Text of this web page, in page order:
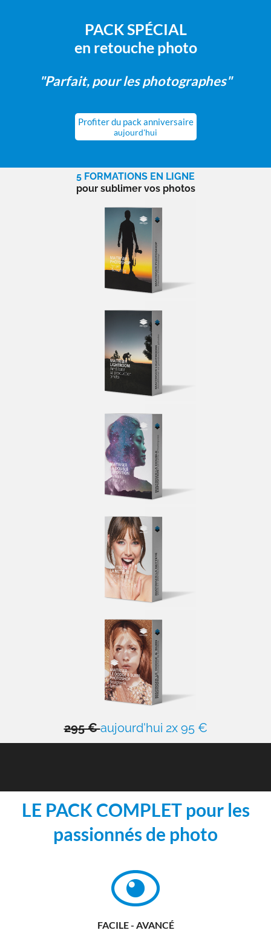
PACK SPÉCIAL
en retouche photo
"Parfait, pour les photographes"
Profiter du pack anniversaire
aujourd'hui
5 FORMATIONS EN LIGNE
pour sublimer vos photos
295 €aujourd'hui 2x 95 €
LE PACK COMPLET pour les
passionnés de photo
FACILE - AVANCÉ